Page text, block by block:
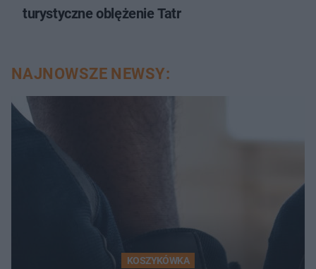
turystyczne oblężenie Tatr
NAJNOWSZE NEWSY:
KOSZYKÓWKA